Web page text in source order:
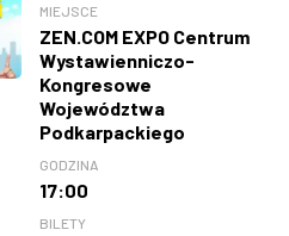
MIEJSCE
ZEN.COM EXPO Centrum
Wystawienniczo-
Kongresowe
Województwa
Podkarpackiego
GODZINA
17:00
BILETY